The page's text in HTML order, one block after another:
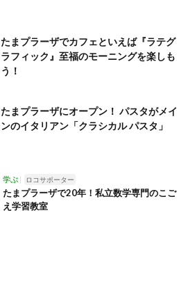
たまプラーザでカフェといえば『ラテグ
ラフィック』至福のモーニングを楽しも
う！
たまプラーザにオープン！ パスタがメイ
ンのイタリアン「クラシカル パスタ」
学ぶ ロコサポーター
たまプラーザで20年！私立数学専門のこご
え学習教室